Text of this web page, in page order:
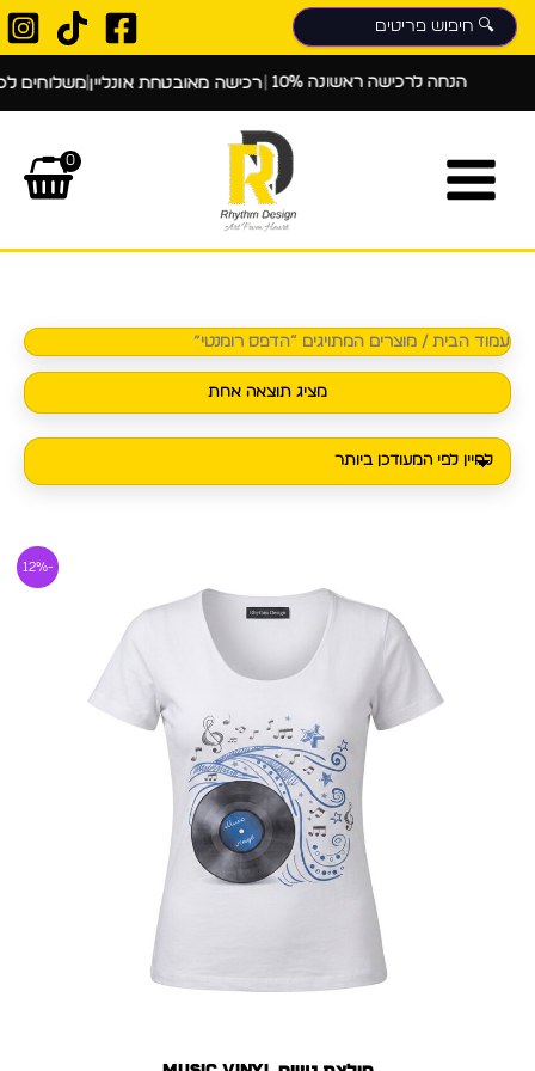
דילוג
לתוכן
משלוחים|רכישה מאובטחת אונליין| 10% הנחה לרכישה ראשונה
0
עמוד הבית / מוצרים המתויגים “הדפס רומנטי”
מציג תוצאה אחת
-12%
היה:
170.00 ₪.
הוא: